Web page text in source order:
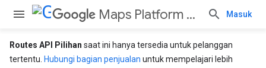
Maps Platform Routes Preferred API Masuk
Routes API Pilihan saat ini hanya tersedia untuk pelanggan
tertentu. Hubungi bagian penjualan untuk mempelajari lebih